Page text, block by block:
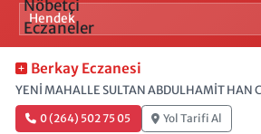
Berkay Eczanesi
YENİ MAHALLE SULTAN ABDULHAMİT HAN
0 (264) 502 75 05 Yol Tarifi Al